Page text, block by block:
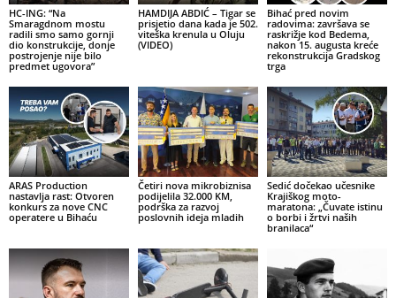
HC-ING: “Na
Smaragdnom mostu
radili smo samo gornji
dio konstrukcije, donje
postrojenje nije bilo
predmet ugovora”
HAMDIJA ABDIĆ – Tigar se
prisjetio dana kada je 502.
viteška krenula u Oluju
(VIDEO)
Bihać pred novim
radovima: završava se
raskrižje kod Bedema,
nakon 15. augusta kreće
rekonstrukcija Gradskog
trga
ARAS Production
nastavlja rast: Otvoren
konkurs za nove CNC
operatere u Bihaću
Četiri nova mikrobiznisa
podijelila 32.000 KM,
podrška za razvoj
poslovnih ideja mladih
Sedić dočekao učesnike
Krajiškog moto-
maratona: „Čuvate istinu
o borbi i žrtvi naših
branilaca“